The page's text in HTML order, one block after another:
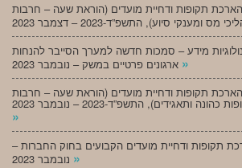
תקופות ודחיית מועדים (הוראת שעה – חרבות
מידע – סמכות חדשה למערך הסייבר להנחות
»
הארכת תקופות ודחיית מועדים (הוראת שעה – חרבות
ותאגידים), התשפ”ד-2023 – נובמבר 2023
»
תקופות ודחיית מועדים הקבועים בחוק החברות –
»